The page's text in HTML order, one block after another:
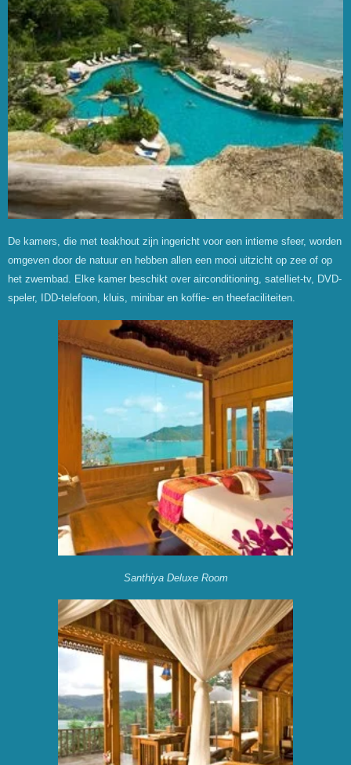
De kamers, die met teakhout zijn ingericht voor een intieme sfeer, worden
omgeven door de natuur en hebben allen een mooi uitzicht op zee of op
het zwembad. Elke kamer beschikt over airconditioning, satelliet-tv, DVD-
speler, IDD-telefoon, kluis, minibar en koffie- en theefaciliteiten.
Santhiya Deluxe Room